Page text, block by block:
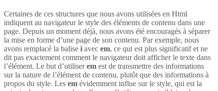
Certaines de ces structures que nous avons utilisées en Html
indiquent au navigateur le style des éléments de contenu dans une
page. Depuis un moment déjà, nous avons été encouragés à séparer
la mise en forme d’une page de son contenu. Par exemple, nous
avons remplacé la balise i avec em, ce qui est plus significatif et ne
dit pas exactement comment le navigateur doit afficher le texte dans
l’élément. Le but d’utiliserem est de transmettre des informations
sur la nature de l’élément de contenu, plutôt que des informations à
propos du style. Les em évidemment influe sur le style, qui est la